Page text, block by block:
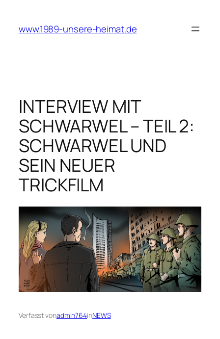
springen
www.1989-unsere-heimat.de
INTERVIEW MIT
SCHWARWEL – TEIL 2:
SCHWARWEL UND
SEIN NEUER
TRICKFILM
Verfasst vonadmin764inNEWS